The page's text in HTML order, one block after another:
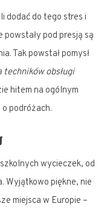
dodać do tego stres i
powstały pod presją są
Tak powstał pomysł
obsługi
hitem na ogólnym
podróżach.
wycieczek, od
Wyjątkowo piękne, nie
miejsca w Europie –